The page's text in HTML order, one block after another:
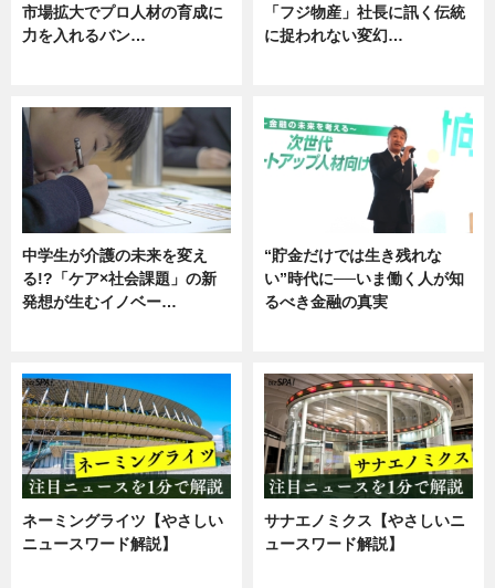
市場拡大でプロ人材の育成に
力を入れるバン…
「フジ物産」社長に訊く伝統
に捉われない変幻…
中学生が介護の未来を変え
る!?「ケア×社会課題」の新
発想が生むイノベー…
“貯金だけでは生き残れな
い”時代に──いま働く人が知
るべき金融の真実
ネーミングライツ【やさしい
ニュースワード解説】
サナエノミクス【やさしいニ
ュースワード解説】